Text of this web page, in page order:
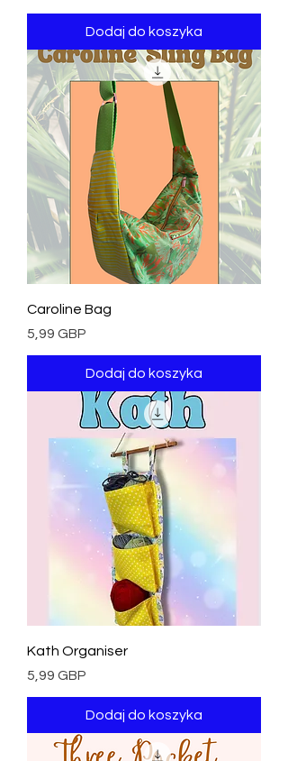
Dodaj do koszyka
Caroline Bag
Cena
5,99 GBP
Dodaj do koszyka
Kath Organiser
Cena
5,99 GBP
Dodaj do koszyka